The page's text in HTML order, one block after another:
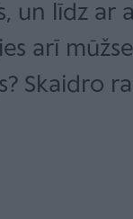
un līdz
arī
Skaidro